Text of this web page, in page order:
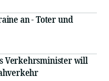
an - Toter und
Verkehrsminister will